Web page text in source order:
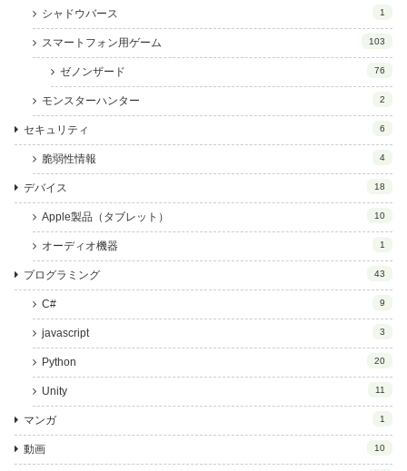
シャドウバース 1
スマートフォン用ゲーム 103
ゼノンザード 76
モンスターハンター 2
セキュリティ 6
脆弱性情報 4
デバイス 18
Apple製品（タブレット） 10
オーディオ機器 1
プログラミング 43
C# 9
javascript 3
Python 20
Unity 11
マンガ 1
動画 10